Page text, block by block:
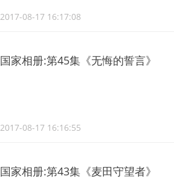
2017-08-17 16:17:08
国家相册:第45集《无悔的誓言》
2017-08-17 16:16:55
国家相册:第43集《麦田守望者》